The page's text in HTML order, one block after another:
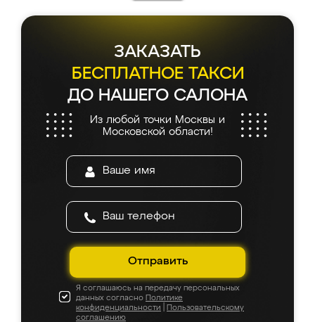
ЗАКАЗАТЬ
БЕСПЛАТНОЕ ТАКСИ
ДО НАШЕГО САЛОНА
Из любой точки Москвы и
Московской области!
Отправить
Я соглашаюсь на передачу персональных
данных согласно Политике
конфиденциальности
Пользовательскому
соглашению